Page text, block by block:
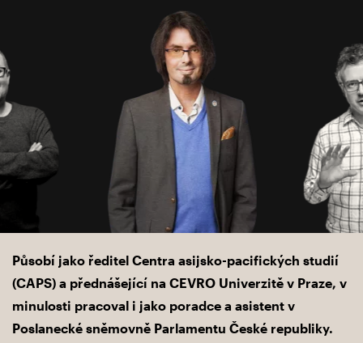
Působí jako ředitel Centra asijsko-pacifických studií
(CAPS) a přednášející na CEVRO Univerzitě v Praze, v
minulosti pracoval i jako poradce a asistent v
Poslanecké sněmovně Parlamentu České republiky.